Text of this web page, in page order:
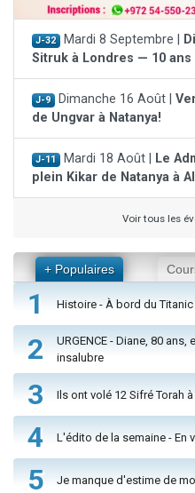
J-32 Mardi 8 Septembre |
Sitruk à Londres — 10 ans
J-9 Dimanche 16 Août |
de Ungvar à Natanya!
J-11 Mardi 18 Août |
Le
plein Kikar de Natanya à
Voir tous les
+ Populaires
1 Histoire - À bord du Titanic
2
URGENCE - Diane, 80
insalubre
3 Ils ont volé 12 Sifré Torah
4 L'édito de la semaine - En
5 Je manque d'estime de